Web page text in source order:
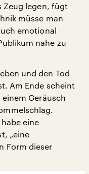
Zeug legen, fügt
müsse man
emotional
nahe zu
und den Tod
Am Ende scheint
Geräusch
eine
„eine
Form dieser